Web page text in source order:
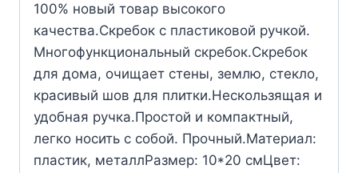
100% новый товар высокого
качества.Скребок с пластиковой ручкой.
Многофункциональный скребок.Скребок
для дома, очищает стены, землю, стекло,
красивый шов для плитки.Нескользящая и
удобная ручка.Простой и компактный,
легко носить с собой. Прочный.Материал:
пластик, металлРазмер: 10*20 смЦвет: